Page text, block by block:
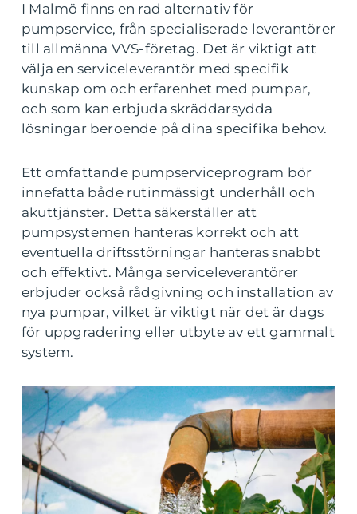
I Malmö finns en rad alternativ för
pumpservice, från specialiserade leverantörer
till allmänna VVS-företag. Det är viktigt att
välja en serviceleverantör med specifik
kunskap om och erfarenhet med pumpar,
och som kan erbjuda skräddarsydda
lösningar beroende på dina specifika behov.
Ett omfattande pumpserviceprogram bör
innefatta både rutinmässigt underhåll och
akuttjänster. Detta säkerställer att
pumpsystemen hanteras korrekt och att
eventuella driftsstörningar hanteras snabbt
och effektivt. Många serviceleverantörer
erbjuder också rådgivning och installation av
nya pumpar, vilket är viktigt när det är dags
för uppgradering eller utbyte av ett gammalt
system.